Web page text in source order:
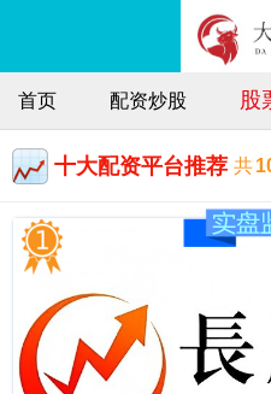
首页 配资炒股 股
十大配资平台推荐 共